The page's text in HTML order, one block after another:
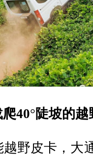
40°陡坡的越
野皮卡，大